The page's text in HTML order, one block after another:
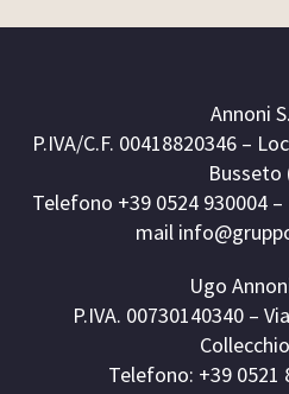
Annoni
P.IVA/C.F. 00418820346 –
Busseto
Telefono +39 0524 930004 –
mail
Ugo
P.IVA. 00730140340 –
Telefono: +39 0521